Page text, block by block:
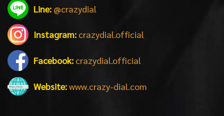
Line: @crazydial
Instagram: crazydial.official
Facebook: crazydial.official
Website:www.crazy-dial.com